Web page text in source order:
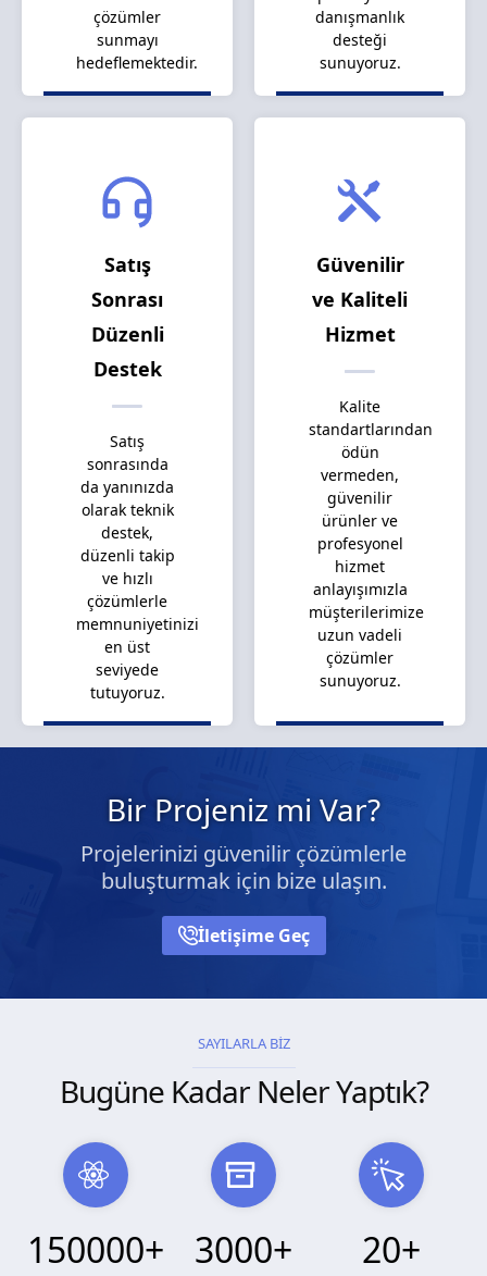
çözümler
sunmayı
hedeflemektedir.
danışmanlık
desteği
sunuyoruz.
Satış
Sonrası
Düzenli
Destek
Satış
sonrasında
da yanınızda
olarak teknik
destek,
düzenli takip
ve hızlı
çözümlerle
memnuniyetinizi
en üst
seviyede
tutuyoruz.
Güvenilir
ve Kaliteli
Hizmet
Kalite
standartlarından
ödün
vermeden,
güvenilir
ürünler ve
profesyonel
hizmet
anlayışımızla
müşterilerimize
uzun vadeli
çözümler
sunuyoruz.
Bir Projeniz mi Var?
Projelerinizi güvenilir çözümlerle
buluşturmak için bize ulaşın.
İletişime Geç
SAYILARLA BİZ
Bugüne Kadar Neler Yaptık?
150000+ 3000+ 20+